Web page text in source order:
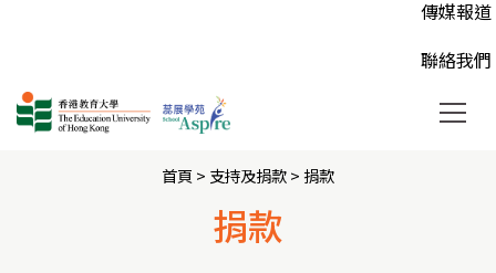
AnMe個
個別跟
高中活
大專或
常見問題
登記「
傳媒報道
聯絡我們
首頁 > 支持及捐款 >捐款
捐款